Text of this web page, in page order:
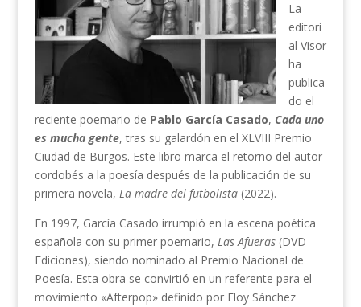
La
editori
al Visor
ha
publica
do el
reciente poemario de Pablo García Casado, Cada uno
es mucha gente, tras su galardón en el XLVIII Premio
Ciudad de Burgos. Este libro marca el retorno del autor
cordobés a la poesía después de la publicación de su
primera novela, La madre del futbolista(2022).
En 1997, García Casado irrumpió en la escena poética
española con su primer poemario, Las Afueras(DVD
Ediciones), siendo nominado al Premio Nacional de
Poesía. Esta obra se convirtió en un referente para el
movimiento «Afterpop» definido por Eloy Sánchez